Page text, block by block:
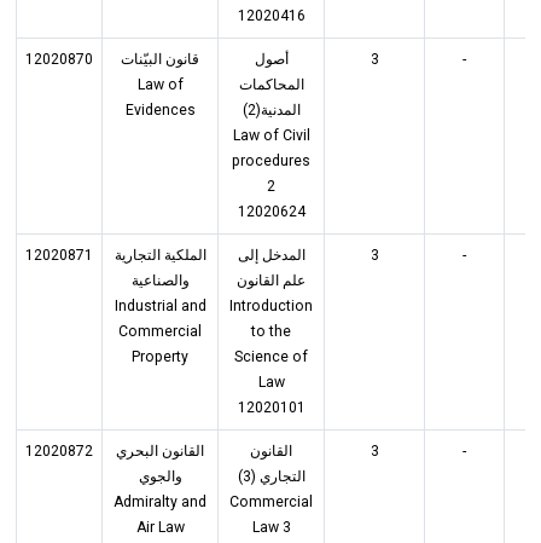
12020416
12020870
قانون البيّنات
Law of
Evidences
أصول
المحاكمات
المدنية(2)
Law of Civil
procedures
2
12020624
3 -
12020871
الملكية التجارية
والصناعية
Industrial and
Commercial
Property
المدخل إلى
علم القانون
Introduction
to the
Science of
Law
12020101
3 -
12020872
القانون البحري
والجوي
Admiralty and
Air Law
القانون
التجاري (3)
Commercial
Law 3
3 -